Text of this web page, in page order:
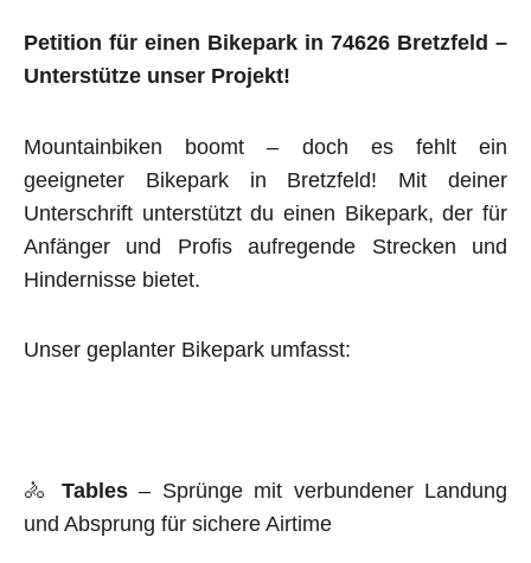
Petition für einen Bikepark in 74626 Bretzfeld –
Unterstütze unser Projekt!
Mountainbiken boomt – doch es fehlt ein
geeigneter Bikepark in Bretzfeld! Mit deiner
Unterschrift unterstützt du einen Bikepark, der für
Anfänger und Profis aufregende Strecken und
Hindernisse bietet.
Unser geplanter Bikepark umfasst:
🚴 Tables– Sprünge mit verbundener Landung
und Absprung für sichere Airtime